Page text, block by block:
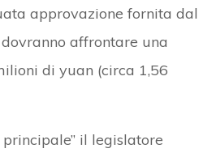
approvazione fornita dal
affrontare una
di yuan (circa 1,56
il legislatore